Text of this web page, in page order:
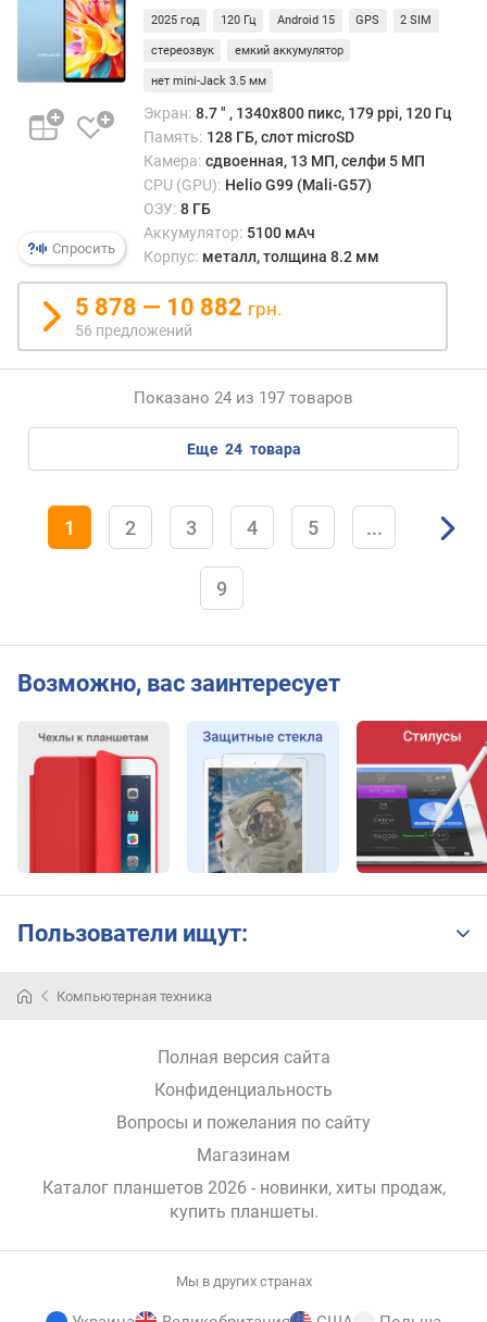
)
(
o
)
G
e
e
k
b
h
p
)
с
а
н
с
в
з
u
t
Спросить
2025 год 120 Гц Android 15 GPS 2 SIM
стереозвук емкий аккумулятор
нет mini-Jack 3.5 мм
Экран: 8.7 ″ , 1340х800 пикс, 179 ppi, 120 Гц
Память: 128 ГБ, слот microSD
Камера: сдвоенная, 13 МП, селфи 5 МП
CPU (GPU): Helio G99 (Mali-G57)
ОЗУ: 8 ГБ
Аккумулятор: 5100 мАч
Корпус: металл, толщина 8.2 мм
5 878 — 10 882 грн.
56 предложений
Показано 24 из 197 товаров
еще 24 товара
1 2 3 4 5 ...
9
Возможно, вас заинтересует
Пользователи ищут:
Компьютерная техника
Полная версия сайта
Конфиденциальность
Вопросы и пожелания по сайту
Магазинам
Каталог планшетов 2026 - новинки, хиты продаж,
купить планшеты.
Мы в других странах